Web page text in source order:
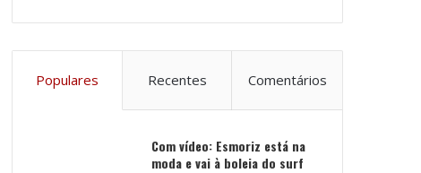
Populares Recentes Comentários
Com vídeo: Esmoriz está na
moda e vai à boleia do surf